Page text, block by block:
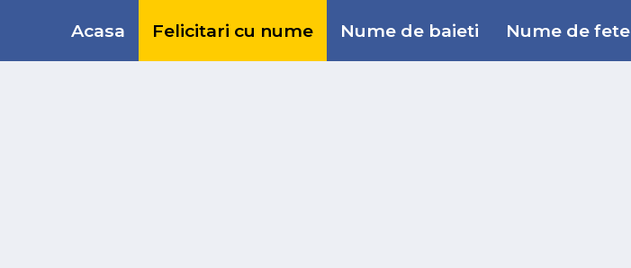
Acasa Felicitari cu nume Nume de baieti Nume de fete